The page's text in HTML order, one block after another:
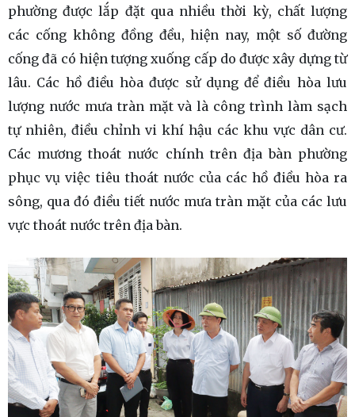
phường được lắp đặt qua nhiều thời kỳ, chất lượng
các cống không đồng đều, hiện nay, một số đường
cống đã có hiện tượng xuống cấp do được xây dựng từ
lâu. Các hồ điều hòa được sử dụng để điều hòa lưu
lượng nước mưa tràn mặt và là công trình làm sạch
tự nhiên, điều chỉnh vi khí hậu các khu vực dân cư.
Các mương thoát nước chính trên địa bàn phường
phục vụ việc tiêu thoát nước của các hồ điều hòa ra
sông, qua đó điều tiết nước mưa tràn mặt của các lưu
vực thoát nước trên địa bàn.